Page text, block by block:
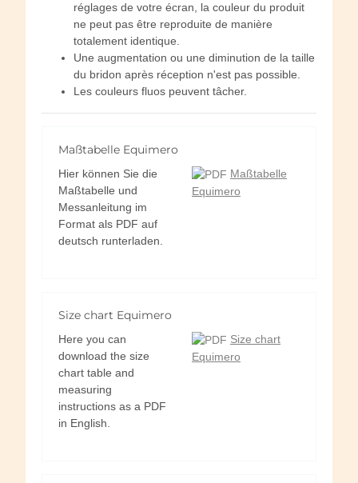
réglages de votre écran, la couleur du produit
ne peut pas être reproduite de manière
totalement identique.
Une augmentation ou une diminution de la taille
du bridon après réception n'est pas possible.
Les couleurs fluos peuvent tâcher.
Maßtabelle Equimero
Hier können Sie die
Maßtabelle und
Messanleitung im
Format als PDF auf
deutsch runterladen.
Maßtabelle
Equimero
Size chart Equimero
Here you can
download the size
chart table and
measuring
instructions as a PDF
in English.
Size chart
Equimero